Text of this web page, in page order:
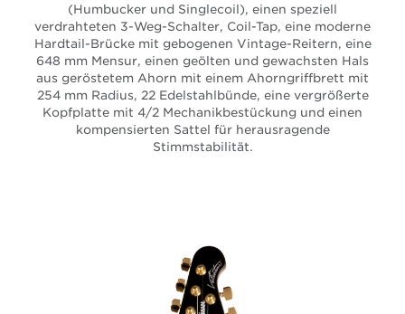
(Humbucker und Singlecoil), einen speziell
verdrahteten 3-Weg-Schalter, Coil-Tap, eine moderne
Hardtail-Brücke mit gebogenen Vintage-Reitern, eine
648 mm Mensur, einen geölten und gewachsten Hals
aus geröstetem Ahorn mit einem Ahorngriffbrett mit
254 mm Radius, 22 Edelstahlbünde, eine vergrößerte
Kopfplatte mit 4/2 Mechanikbestückung und einen
kompensierten Sattel für herausragende
Stimmstabilität.